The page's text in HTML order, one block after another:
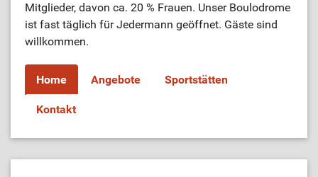
Mitglieder, davon ca. 20 % Frauen. Unser Boulodrome
ist fast täglich für Jedermann geöffnet. Gäste sind
willkommen.
Home Angebote Sportstätten
Kontakt